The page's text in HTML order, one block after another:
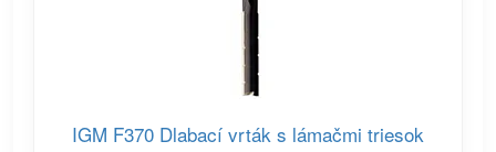
IGM F370 Dlabací vrták s lámačmi triesok